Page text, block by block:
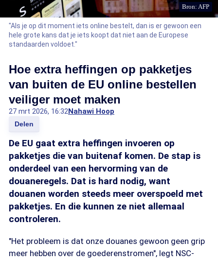
Bron: AFP
"Als je op dit moment iets online bestelt, dan is er gewoon een
hele grote kans dat je iets koopt dat niet aan de Europese
standaarden voldoet."
Hoe extra heffingen op pakketjes
van buiten de EU online bestellen
veiliger moet maken
27 mrt 2026, 16:32Nahawi Hoop
Delen
De EU gaat extra heffingen invoeren op
pakketjes die van buitenaf komen. De stap is
onderdeel van een hervorming van de
douaneregels. Dat is hard nodig, want
douanen worden steeds meer overspoeld met
pakketjes. En die kunnen ze niet allemaal
controleren.
"Het probleem is dat onze douanes gewoon geen grip
meer hebben over de goederenstromen", legt NSC-